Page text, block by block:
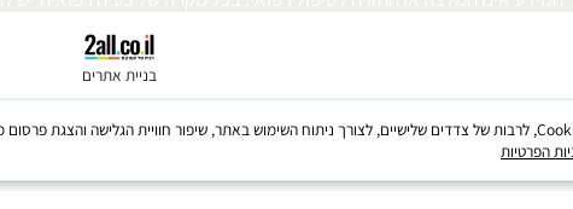
כדורי סטרואידים|אוקסנדרולון
פורום דיאטה ותזונה|פורום פיתוח גוף
הצהרת נגישות
אינו המלצה או התוויה לטיפול רפואי. בכל מקרה של בעיה רפואית יש